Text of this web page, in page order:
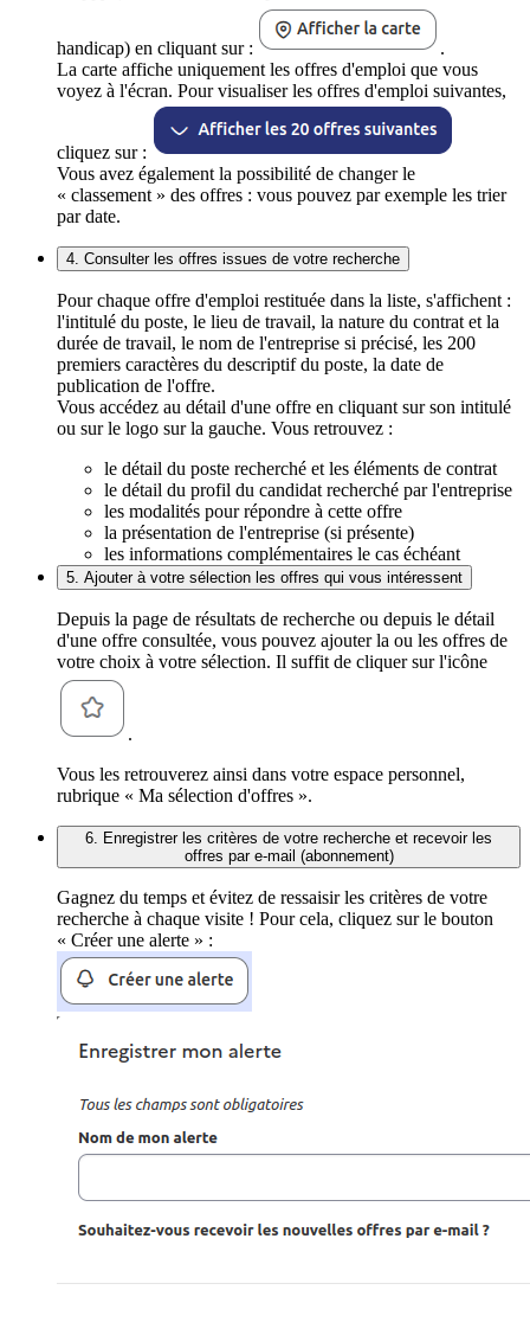
handicap) en cliquant sur :
.
La carte affiche uniquement les offres d'emploi que vous
voyez à l'écran. Pour visualiser les offres d'emploi suivantes,
cliquez sur :
Vous avez également la possibilité de changer le
« classement » des offres : vous pouvez par exemple les trier
par date.
4. Consulter les offres issues de votre recherche
Pour chaque offre d'emploi restituée dans la liste, s'affichent :
l'intitulé du poste, le lieu de travail, la nature du contrat et la
durée de travail, le nom de l'entreprise si précisé, les 200
premiers caractères du descriptif du poste, la date de
publication de l'offre.
Vous accédez au détail d'une offre en cliquant sur son intitulé
ou sur le logo sur la gauche. Vous retrouvez :
le détail du poste recherché et les éléments de contrat
le détail du profil du candidat recherché par l'entreprise
les modalités pour répondre à cette offre
la présentation de l'entreprise (si présente)
les informations complémentaires le cas échéant
5. Ajouter à votre sélection les offres qui vous intéressent
Depuis la page de résultats de recherche ou depuis le détail
d'une offre consultée, vous pouvez ajouter la ou les offres de
votre choix à votre sélection. Il suffit de cliquer sur l'icône
.
Vous les retrouverez ainsi dans votre espace personnel,
rubrique « Ma sélection d'offres ».
6. Enregistrer les critères de votre recherche et recevoir les
offres par e-mail (abonnement)
Gagnez du temps et évitez de ressaisir les critères de votre
recherche à chaque visite ! Pour cela, cliquez sur le bouton
« Créer une alerte » :